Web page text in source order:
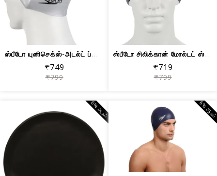
ஸ்பீடோ யுனிசெக்ஸ்-அடல்ட் ப்ளைன் பிளாட...
₹749
₹799
ஸ்பீடோ சிலிக்கான் மோல்டட் ஸ்விம்கேப் ...
₹719
₹799
6% ஆஃப் 6%